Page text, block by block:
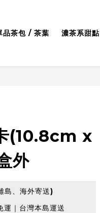
品茶包 / 茶葉 濃茶系甜點
(10.8cm x
外
島、海外寄送)
｜台灣本島運送